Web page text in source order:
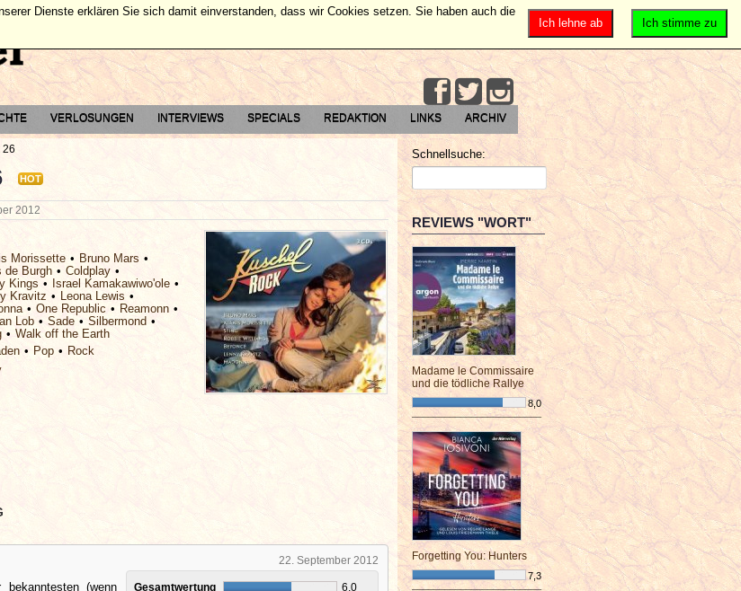
VERLOSUNGEN INTERVIEWS SPECIALS REDAKTION LINKS ARCHIV
26
HOT
2012
Morissette
Bruno Mars
de Burgh
Coldplay
Kings
Israel Kamakawiwo'ole
Kravitz
Leona Lewis
One Republic
Reamonn
Lob
Sade
Silbermond
Walk off the Earth
Pop
Rock
22. September 2012
Gesamtwertung 6,0
(wenn
Schnellsuche:
REVIEWS "WORT"
Madame le Commissaire
und die tödliche Rallye
8,0
¯¯¯¯¯¯¯¯¯¯¯¯¯¯¯¯¯¯¯¯¯¯¯¯
Forgetting You: Hunters
7,3
Ich stimme zu
Ich lehne ab
Dienste erklären Sie sich damit einverstanden, dass wir Cookies setzen. Sie haben auch die